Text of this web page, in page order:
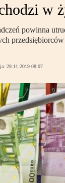
w
powinna
29.11.2019 08:07